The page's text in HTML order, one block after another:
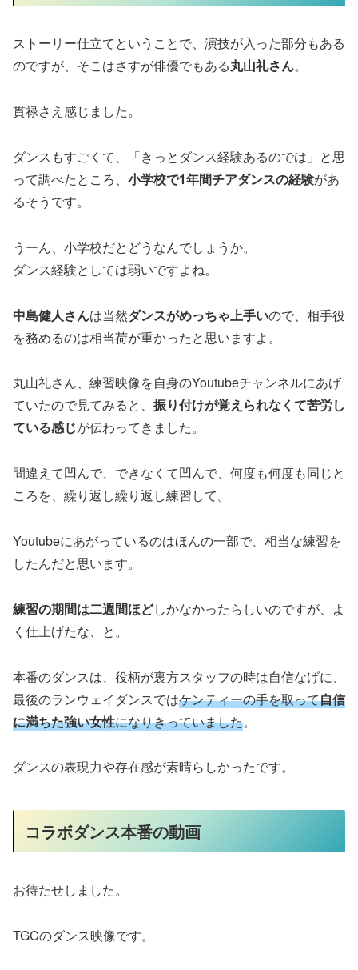
ストーリー仕立てということで、演技が入った部分もある
のですが、そこはさすが俳優でもある丸山礼さん。
貫禄さえ感じました。
ダンスもすごくて、「きっとダンス経験あるのでは」と思
って調べたところ、 小学校で1年間チアダンスの経験があ
るそうです。
うーん、小学校だとどうなんでしょうか。
ダンス経験としては弱いですよね。
中島健人さんは当然ダンスがめっちゃ上手いので、相手役
を務めるのは相当荷が重かったと思いますよ。
丸山礼さん、練習映像を自身のYoutubeチャンネルにあげ
ていたので見てみると、 振り付けが覚えられなくて苦労し
ている感じが伝わってきました。
間違えて凹んで、できなくて凹んで、何度も何度も同じと
ころを、繰り返し繰り返し練習して。
Youtubeにあがっているのはほんの一部で、相当な練習を
したんだと思います。
練習の期間は二週間ほどしかなかったらしいのですが、よ
く仕上げたな、と。
本番のダンスは、役柄が裏方スタッフの時は自信なげに、
最後のランウェイダンスではケンティーの手を取って自信
に満ちた強い女性になりきっていました。
ダンスの表現力や存在感が素晴らしかったです。
コラボダンス本番の動画
お待たせしました。
TGCのダンス映像です。